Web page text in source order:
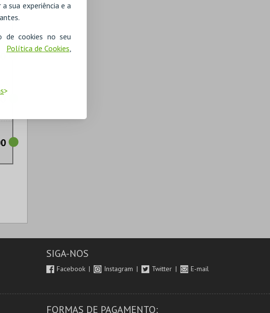
sua experiência e a
de cookies no seu
Política de Cookies,
SIGA-NOS
Facebook Instagram Twitter E-mail
FORMAS DE PAGAMENTO: